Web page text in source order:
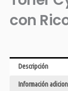
con
Descripción
Información